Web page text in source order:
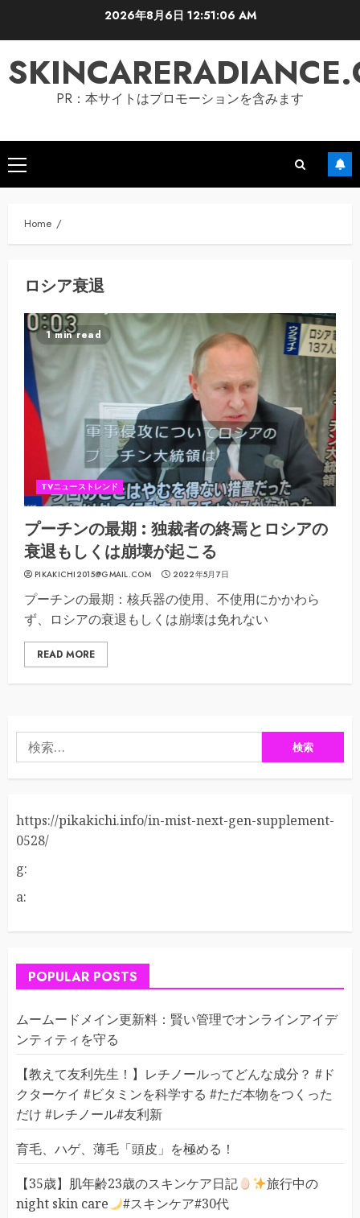
2026年8月6日12:51:07 AM
PR：本サイトはプロモーションを含みます
Primary
Menu
Home
ロシア衰退
1 min read
TVニューストレンド
プーチンの最期 : 独裁者の終焉とロシアの
衰退もしくは崩壊が起こる
PIKAKICHI2015@GMAIL.COM 2022年5月7日
プーチンの最期：核兵器の使用、不使用にかかわら
ず、ロシアの衰退もしくは崩壊は免れない
READ MORE
索:
https://pikakichi.info/in-mist-next-gen-supplement-
0528/
g:
a:
POPULAR POSTS
ムームードメイン更新料：賢い管理でオンラインアイデ
ンティティを守る
【教えて友利先生！】レチノールってどんな成分？ #ド
クターケイ #ビタミンを科学する #ただ本物をつくった
だけ #レチノール#友利新
育毛、ハゲ、薄毛「頭皮」を極める！
【35歳】肌年齢23歳のスキンケア日記
旅行中の
night skin care
#スキンケア#30代